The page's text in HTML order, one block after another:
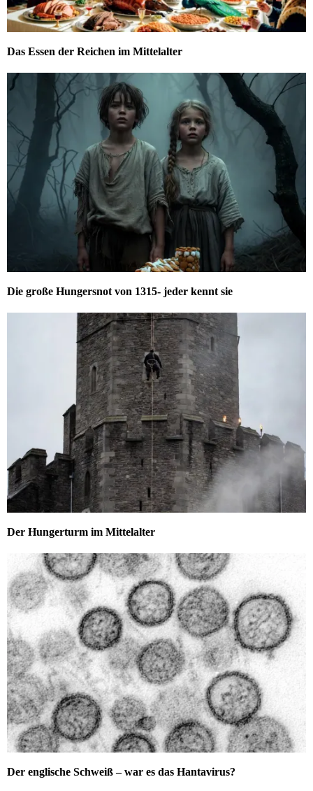
Das Essen der Reichen im Mittelalter
Die große Hungersnot von 1315- jeder kennt sie
Der Hungerturm im Mittelalter
Der englische Schweiß – war es das Hantavirus?